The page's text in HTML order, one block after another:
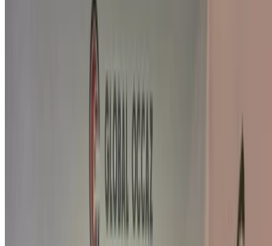
Utilisé Volvo S60 Voiture Voiture prix en Agadir
Volvo S60 T8 Recharge R-Design (Blanc),
Acheter a Volvo S60 Berline en Agadir, Maroc. Différents
modèles dont 2021 de S60 sont disponibles à l'achat. Vous
votre revendeur par téléphone, WhatsApp ou demandez à
Les listes ci-dessus, y compris les prix, sont mises
à jour par les autorités compétentes. vendeurs et
concessionnaires de voitures d'occasion. Si la voiture